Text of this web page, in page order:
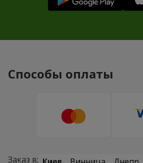
Способы оплаты
Заказ в: